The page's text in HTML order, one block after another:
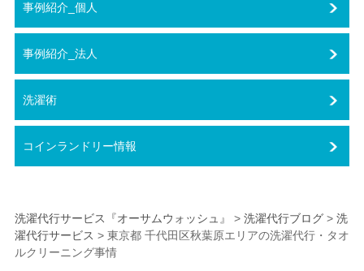
事例紹介_個人
事例紹介_法人
洗濯術
コインランドリー情報
洗濯代行サービス『オーサムウォッシュ』 > 洗濯代行ブログ> 洗
濯代行サービス > 東京都 千代田区秋葉原エリアの洗濯代行・タオ
ルクリーニング事情